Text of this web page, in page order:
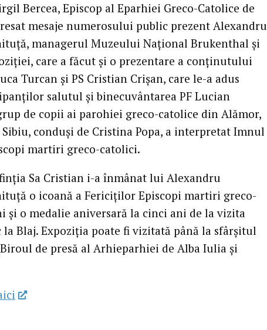
Bercea, Episcop al Eparhiei Greco-Catolice de
mesaje numerosului public prezent Alexandru
managerul Muzeului Național Brukenthal și
care a făcut și o prezentare a conținutului
Turcan și PS Cristian Crișan, care le-a adus
salutul și binecuvântarea PF Lucian
de copii ai parohiei greco-catolice din Alămor,
conduși de Cristina Popa, a interpretat Imnul
martiri greco-catolici.
Sa Cristian i-a înmânat lui Alexandru
o icoană a Fericiților Episcopi martiri greco-
și o medalie aniversară la cinci ani de la vizita
la Blaj. Expoziția poate fi vizitată până la sfârșitul
de presă al Arhieparhiei de Alba Iulia și